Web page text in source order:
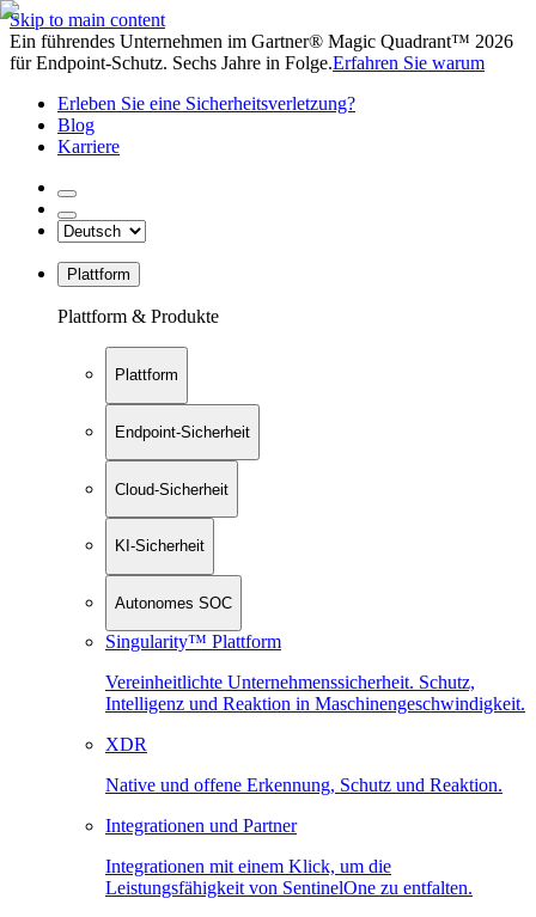
Skip to main content
Ein führendes Unternehmen im Gartner® Magic Quadrant™ 2026
für Endpoint-Schutz. Sechs Jahre in Folge.Erfahren Sie warum
Erleben Sie eine Sicherheitsverletzung?
Blog
Karriere
Plattform
Plattform & Produkte
Plattform
Endpoint-Sicherheit
Cloud-Sicherheit
KI-Sicherheit
Autonomes SOC
Singularity™ Plattform
Vereinheitlichte Unternehmenssicherheit. Schutz,
Intelligenz und Reaktion in Maschinen­geschwindigkeit.
XDR
Native und offene Erkennung, Schutz und Reaktion.
Integrationen und Partner
Integrationen mit einem Klick, um die
Leistungsfähigkeit von SentinelOne zu entfalten.